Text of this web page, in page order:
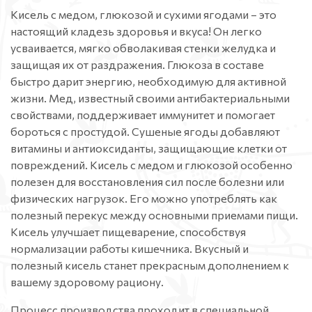
Кисель с медом, глюкозой и сухими ягодами – это
настоящий кладезь здоровья и вкуса! Он легко
усваивается, мягко обволакивая стенки желудка и
защищая их от раздражения. Глюкоза в составе
быстро дарит энергию, необходимую для активной
жизни. Мед, известный своими антибактериальными
свойствами, поддерживает иммунитет и помогает
бороться с простудой. Сушеные ягоды добавляют
витамины и антиоксиданты, защищающие клетки от
повреждений. Кисель с медом и глюкозой особенно
полезен для восстановления сил после болезни или
физических нагрузок. Его можно употреблять как
полезный перекус между основными приемами пищи.
Кисель улучшает пищеварение, способствуя
нормализации работы кишечника. Вкусный и
полезный кисель станет прекрасным дополнением к
вашему здоровому рациону.